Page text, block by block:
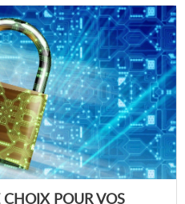
CHOIX POUR VOS